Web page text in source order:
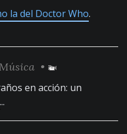
la del Doctor Who.
•
en acción: un
...